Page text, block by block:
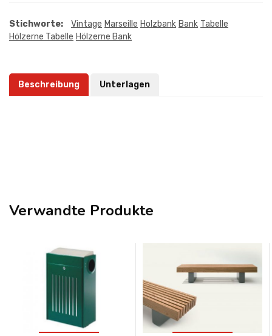
Stichworte: Vintage Marseille Holzbank Bank Tabelle
Hölzerne Tabelle Hölzerne Bank
Beschreibung Unterlagen
Verwandte Produkte